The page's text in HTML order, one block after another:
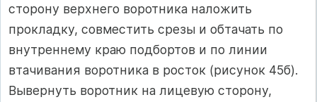
сторону верхнего воротника наложить
прокладку, совместить срезы и обтачать по
внутреннему краю подбортов и по линии
втачивания воротника в росток (рисунок 45б).
Вывернуть воротник на лицевую сторону,